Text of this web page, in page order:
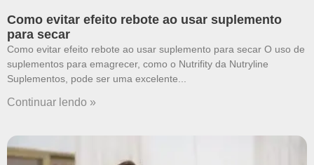
Como evitar efeito rebote ao usar suplemento
para secar
Como evitar efeito rebote ao usar suplemento para secar O uso de
suplementos para emagrecer, como o Nutrifity da Nutryline
Suplementos, pode ser uma excelente
Continuar lendo »